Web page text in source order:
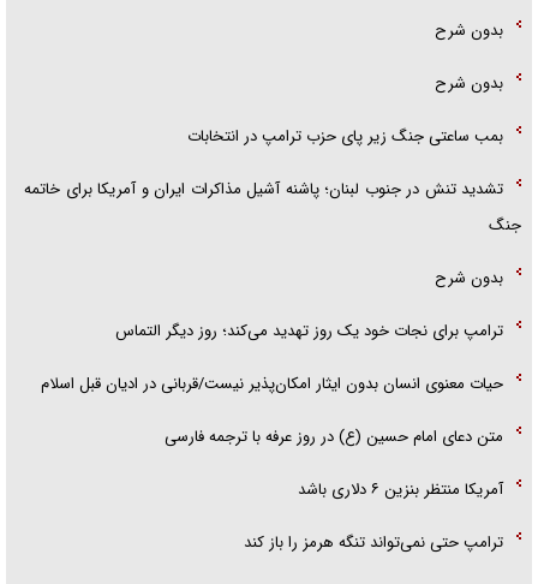
بدون شرح
بدون شرح
بمب ساعتی جنگ زیر پای حزب ترام‍پ در انتخابات
تشدید تنش در جنوب لبنان؛ پاشنه آشیل مذاکرات ایران و آمریکا برای خاتمه
جنگ
بدون شرح
ترامپ برای نجات خود یک روز تهدید می‌کند؛ روز دیگر التماس
حیات معنوی انسان بدون ایثار امکان‌پذیر نیست/قربانی در ادیان قبل اسلام
متن دعای امام حسین (ع) در روز عرفه با ترجمه فارسی
آمریکا منتظر بنزین ۶ دلاری باشد
ترامپ حتی نمی‌تواند تنگه هرمز را باز کند